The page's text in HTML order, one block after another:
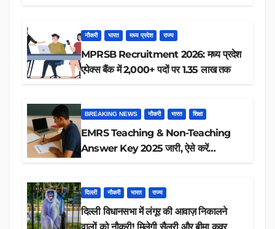
नौकरी भारत मध्य प्रदेश राज्य
MPRSB Recruitment 2026: मध्य प्रदेश
एपेक्स बैंक में 2,000+ पदों पर 1.35 लाख तक
BREAKING NEWS नौकरी भारत शिक्षा
EMRS Teaching & Non-Teaching
Answer Key 2025 जारी, ऐसे करें
दिल्ली नौकरी भारत राज्य
दिल्ली विधानसभा में लंगूर की आवाज़ निकालने